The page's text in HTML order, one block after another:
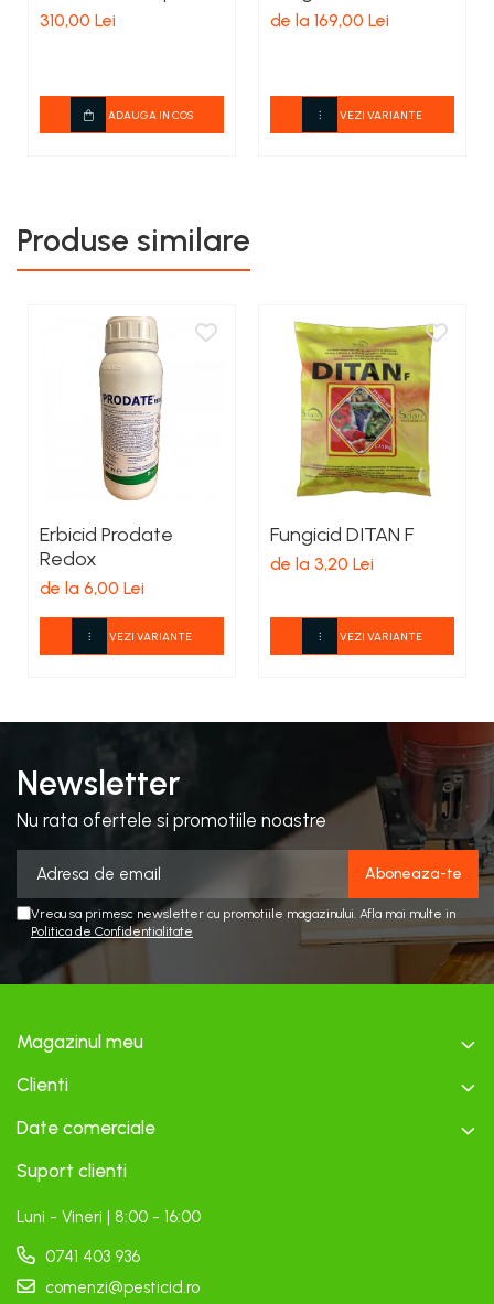
310,00 Lei
ADAUGA IN COS
de la 169,00 Lei
VEZI VARIANTE
Produse similare
Erbicid Prodate
Redox
de la 6,00 Lei
VEZI VARIANTE
Fungicid DITAN F
de la 3,20 Lei
VEZI VARIANTE
Newsletter
Nu rata ofertele si promotiile noastre
Vreau sa primesc newsletter cu promotiile magazinului. Afla mai multe in
Politica de Confidentialitate
Magazinul meu
Clienti
Date comerciale
Suport clienti
Luni - Vineri | 8:00 - 16:00
0741 403 936
comenzi@pesticid.ro